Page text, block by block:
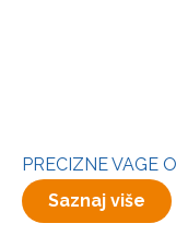
PRECIZNE VAGE
Saznaj više